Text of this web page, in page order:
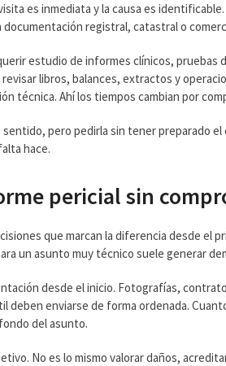
es inmediata y la causa es
registral, catastral o
estudio de informes clínicos,
libros, balances, extractos y
técnica. Ahí los tiempos cambian por
pero pedirla sin tener preparado
hace.
pericial sin
que marcan la diferencia desde el
un asunto muy técnico suele generar
desde el inicio. Fotografías,
deben enviarse de forma ordenada.
del asunto.
No es lo mismo valorar daños,